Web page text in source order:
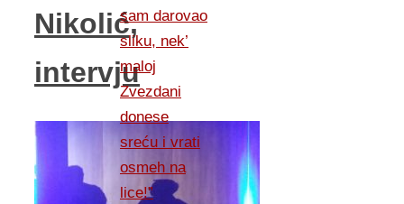
Nikolić,
intervju
sam darovao
sliku, nek’
maloj
Zvezdani
donese
sreću i vrati
osmeh na
lice!”